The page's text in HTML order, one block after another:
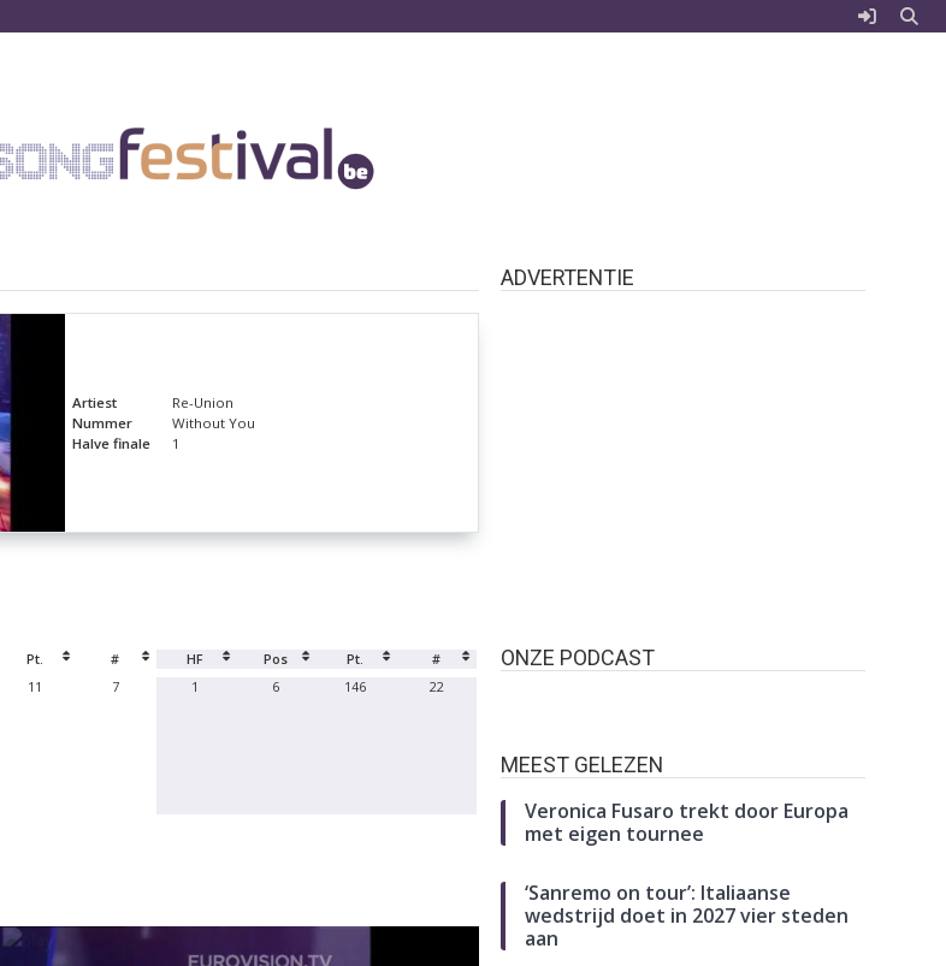
Artiest
Re-Union
Nummer
Without You
Halve finale
1
Pt. # HF Pos Pt. #
11 7 1 6 146 22
ADVERTENTIE
ONZE PODCAST
MEEST GELEZEN
Veronica Fusaro trekt door Europa
met eigen tournee
‘Sanremo on tour’: Italiaanse
wedstrijd doet in 2027 vier steden
aan